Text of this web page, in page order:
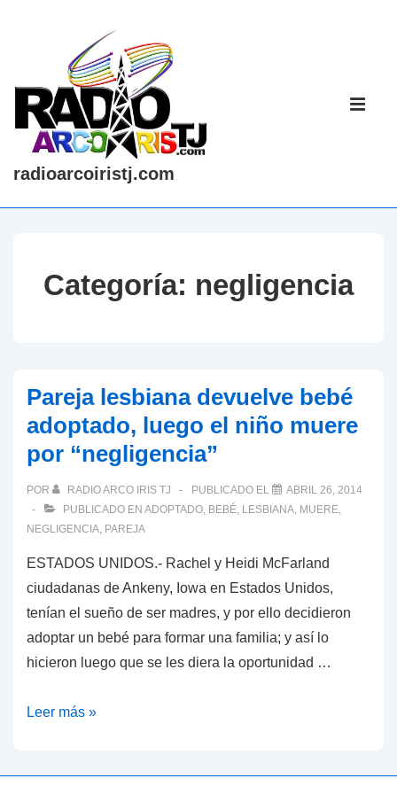
contenido
principal
radioarcoiristj.com
Categoría: negligencia
Pareja lesbiana devuelve bebé
adoptado, luego el niño muere
por “negligencia”
POR RADIO ARCO IRIS TJ PUBLICADO EL
ABRIL 26, 2014
PUBLICADO EN ADOPTADO, BEBÉ, LESBIANA, MUERE,
NEGLIGENCIA, PAREJA
ESTADOS UNIDOS.- Rachel y Heidi McFarland
ciudadanas de Ankeny, Iowa en Estados Unidos,
tenían el sueño de ser madres, y por ello decidieron
adoptar un bebé para formar una familia; y así lo
hicieron luego que se les diera la oportunidad …
Pareja
Leer más »